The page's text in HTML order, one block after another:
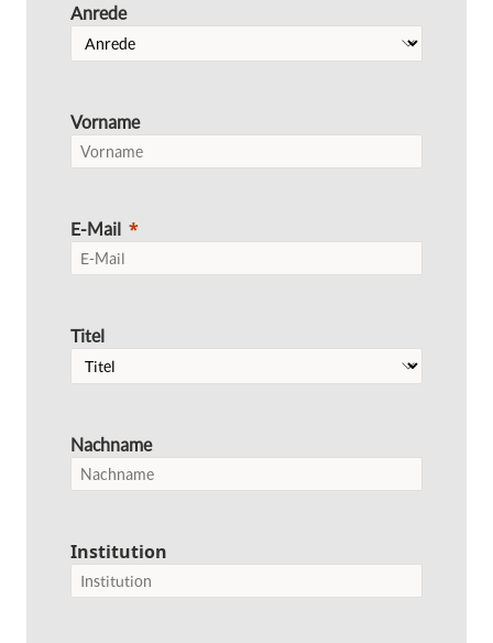
Anrede
Vorname
E-Mail
Titel
Nachname
Institution